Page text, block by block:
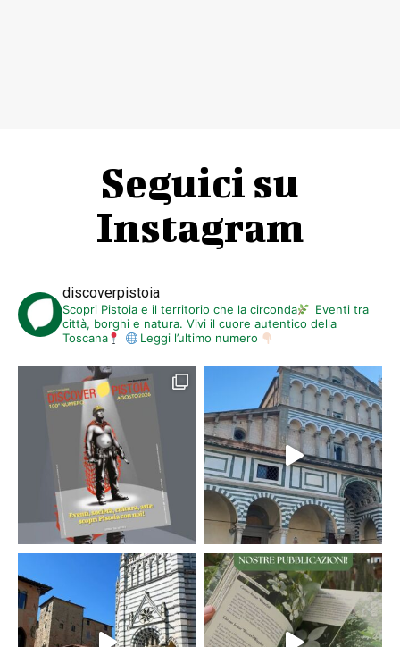
Seguici su
Instagram
discoverpistoia
Scopri Pistoia e il territorio che la circonda
Eventi tra
città, borghi e natura. Vivi il cuore autentico della
Toscana
Leggi l’ultimo numero